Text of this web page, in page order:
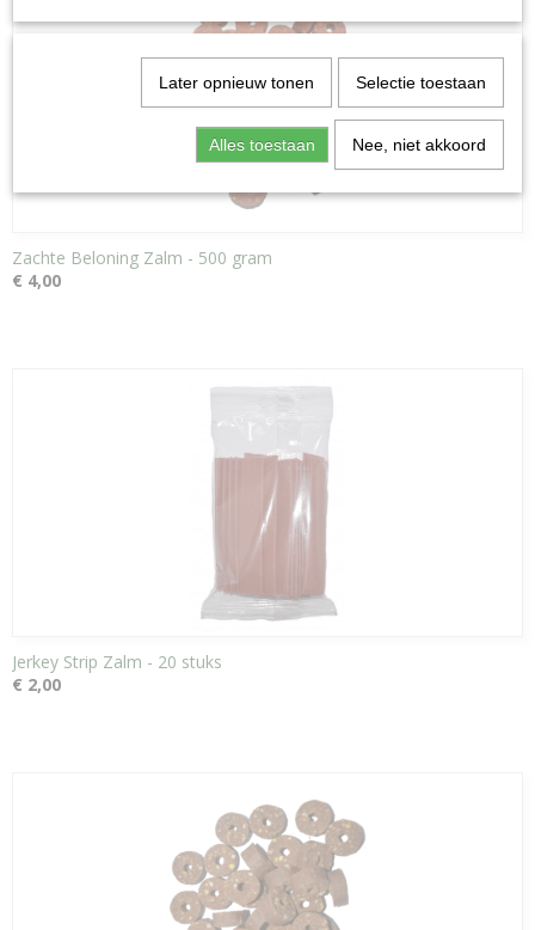
Zachte Beloning Zalm - 500 gram
€ 4,00
Jerkey Strip Zalm - 20 stuks
€ 2,00
Later opnieuw tonen Selectie toestaan
Alles toestaan Nee, niet akkoord